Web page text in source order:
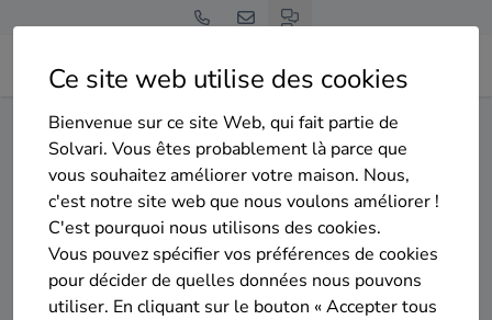
Ce site web utilise des cookies
Bienvenue sur ce site Web, qui fait partie de
Solvari. Vous êtes probablement là parce que
vous souhaitez améliorer votre maison. Nous,
c'est notre site web que nous voulons améliorer !
C'est pourquoi nous utilisons des cookies.
Vous pouvez spécifier vos préférences de cookies
pour décider de quelles données nous pouvons
utiliser. En cliquant sur le bouton « Accepter tous
Home Isolation du sol Hainaut Hensies
Gratuit et sans engagement
Top 20 des entreprises
d'isolation du sol à Hensies